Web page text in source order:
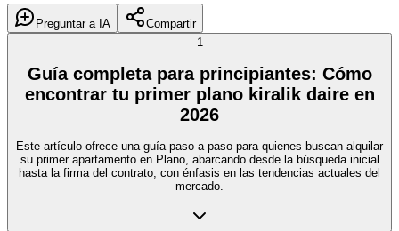
Preguntar a IA
Compartir
1
Guía completa para principiantes: Cómo
encontrar tu primer plano kiralik daire en
2026
Este artículo ofrece una guía paso a paso para quienes buscan alquilar
su primer apartamento en Plano, abarcando desde la búsqueda inicial
hasta la firma del contrato, con énfasis en las tendencias actuales del
mercado.